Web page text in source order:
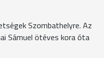
Szombathelyre. Az
Sámuel ötéves kora óta